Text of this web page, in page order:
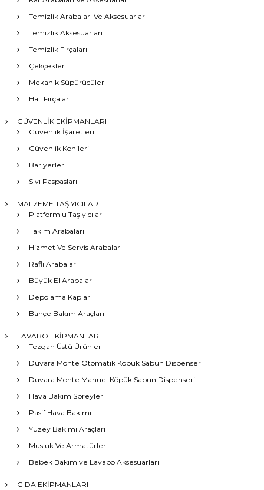
Temizlik Arabaları Ve Aksesuarları
Temizlik Aksesuarları
Temizlik Fırçaları
Çekçekler
Mekanik Süpürücüler
Halı Fırçaları
GÜVENLİK EKİPMANLARI
Güvenlik İşaretleri
Güvenlik Konileri
Bariyerler
Sıvı Paspasları
MALZEME TAŞIYICILAR
Platformlu Taşıyıcılar
Takım Arabaları
Hizmet Ve Servis Arabaları
Raflı Arabalar
Büyük El Arabaları
Depolama Kapları
Bahçe Bakım Araçları
LAVABO EKİPMANLARI
Tezgah Üstü Ürünler
Duvara Monte Otomatik Köpük Sabun Dispenseri
Duvara Monte Manuel Köpük Sabun Dispenseri
Hava Bakım Spreyleri
Pasif Hava Bakımı
Yüzey Bakımı Araçları
Musluk Ve Armatürler
Bebek Bakım ve Lavabo Aksesuarları
GIDA EKİPMANLARI